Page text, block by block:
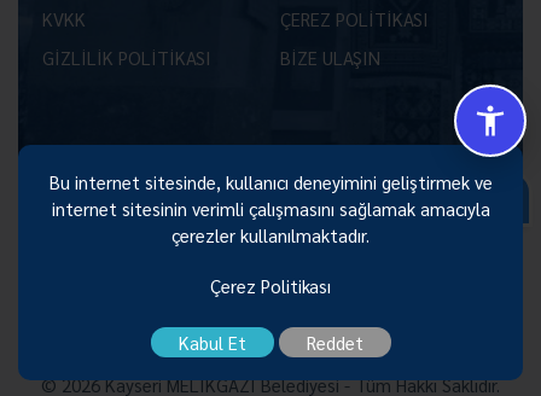
KVKK
ÇEREZ POLİTİKASI
GİZLİLİK POLİTİKASI
BİZE ULAŞIN
© 2026 Kayseri MELİKGAZİ Belediyesi - Tüm Hakkı Saklıdır.
Size Nasıl Yardımcı Olabilirim 😊
Bu internet sitesinde, kullanıcı deneyimini geliştirmek ve
internet sitesinin verimli çalışmasını sağlamak amacıyla
çerezler kullanılmaktadır.
Çerez Politikası
Kabul Et Reddet